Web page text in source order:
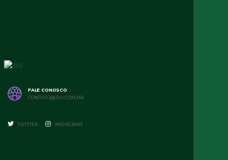
FALE CONOSCO
CONTATO@3VV.COM.BR
TWITTER INSTAGRAM